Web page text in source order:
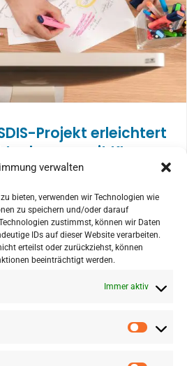
verwalten
bieten, verwenden wir Technologien wie
zu speichern und/oder darauf
zustimmst, können wir Daten
IDs auf dieser Website verarbeiten.
erteilst oder zurückziehst, können
beeinträchtigt werden.
Immer aktiv
Projekt erleichtert
mit KI
AUS DEM STUDIO